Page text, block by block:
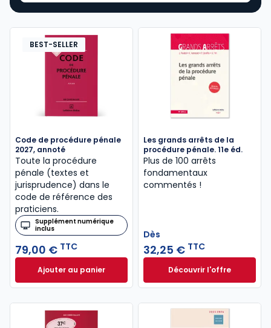
BEST-SELLER
Code de procédure pénale
2027, annoté
Toute la procédure
pénale (textes et
jurisprudence) dans le
code de référence des
praticiens.
Supplément numérique
inclus
79,00 € TTC
Ajouter au panierCode de procédure pénale 2027, annoté à 79,00 €
Les grands arrêts de la
procédure pénale. 11e éd.
Plus de 100 arrêts
fondamentaux
commentés !
Dès
32,25 € TTC
Découvrir l'offre
Les grands
Dès